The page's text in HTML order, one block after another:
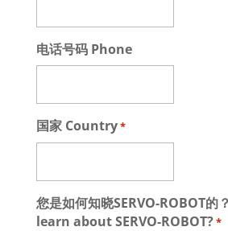
电话号码 Phone
国家 Country*
您是如何知晓SERVO-ROBOT
learn about SERVO-ROBOT?*